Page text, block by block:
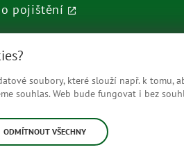
pojištění
soubory, které slouží např. k
souhlas. Web bude fungovat i bez
ODMÍTNOUT VŠECHNY